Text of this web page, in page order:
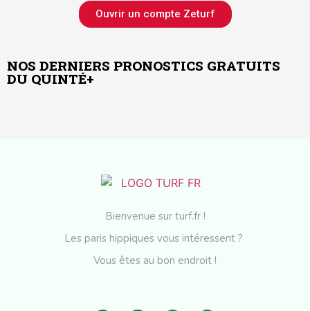
Ouvrir un compte Zeturf
NOS DERNIERS PRONOSTICS GRATUITS
DU QUINTÉ+
Bienvenue sur turf.fr !
Les paris hippiques vous intéressent ?
Vous êtes au bon endroit !